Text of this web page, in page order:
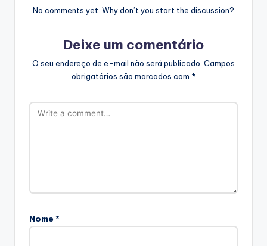
No comments yet. Why don’t you start the discussion?
Deixe um comentário
O seu endereço de e-mail não será publicado. Campos
obrigatórios são marcados com *
Nome *